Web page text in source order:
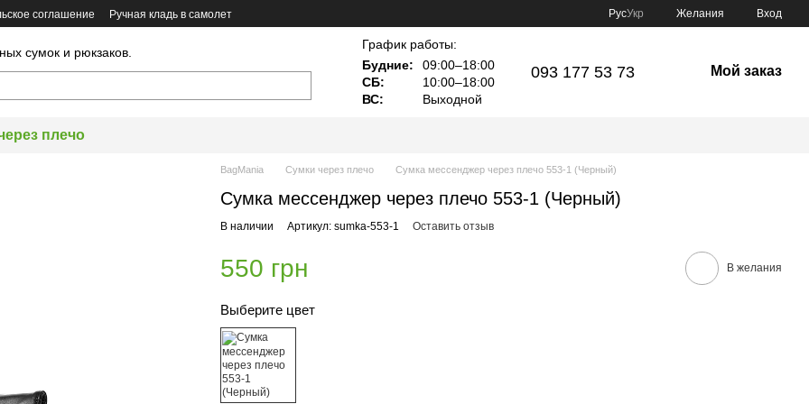
соглашение Ручная кладь в самолет РусУкр Желания Вход
сумок и рюкзаков.
График работы:
Будние:
09:00–18:00
СБ:
10:00–18:00
ВС:
Выходной
093 177 53 73 Мой заказ
плечо
BagMania Сумки через плечо Сумка мессенджер через плечо 553-1 (Черный)
Сумка мессенджер через плечо 553-1 (Черный)
В наличии Артикул: sumka-553-1 Оставить отзыв
550 грн В желания
Выберите цвет